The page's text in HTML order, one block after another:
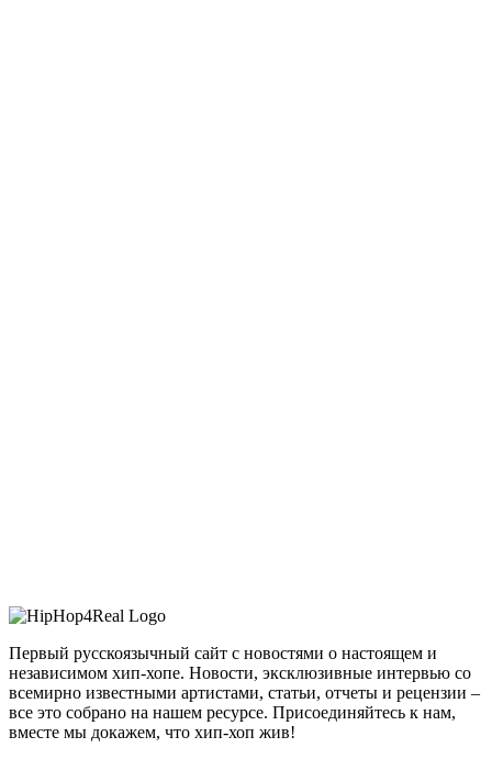
Первый русскоязычный сайт с новостями о настоящем и
независимом хип-хопе. Новости, эксклюзивные интервью со
всемирно известными артистами, статьи, отчеты и рецензии –
все это собрано на нашем ресурсе. Присоединяйтесь к нам,
вместе мы докажем, что хип-хоп жив!